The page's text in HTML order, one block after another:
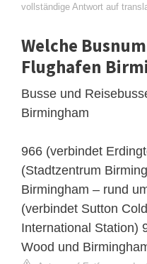
vollständige Antwort auf
Welche
Flughafen
Busse und
Birmingham
966 (verbindet
(Stadtzentrum
Birmingham – rund
(verbindet Sutton
International Station)
Wood und